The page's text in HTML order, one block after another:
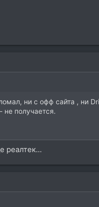
ни с офф сайта , ни
не получается.
реалтек...